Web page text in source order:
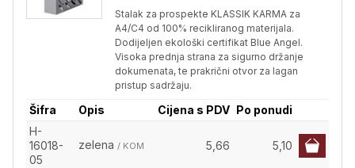
Stalak za prospekte KLASSIK KARMA za
A4/C4 od 100% recikliranog materijala.
Dodijeljen ekološki certifikat Blue Angel.
Visoka prednja strana za sigurno držanje
dokumenata, te prakrični otvor za lagan
pristup sadržaju.
Šifra Opis Cijena s PDV Po ponudi
H-
16018-
05
zelena / KOM 5,66 5,10